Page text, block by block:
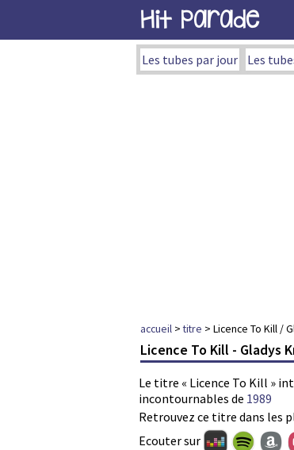
Hit Parade
Les tubes par jour Les
accueil >titre > Licence To Kill /
Licence To Kill - Gladys
Le titre « Licence To Kill »
incontournables de 1989
Retrouvez ce titre dans les
Ecouter sur